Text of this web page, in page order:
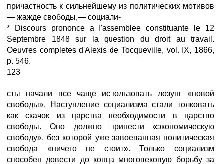
причастность к сильнейшему из политических мотивов
— жажде свободы,— социали-
* Discours prononce a I'assemblee constituante le 12
Septembre 1848 sur la question du droit au travail.
Oeuvres completes d'Alexis de Tocqueville, vol. IX, 1866,
p. 546.
123
сты начали все чаще использовать лозунг «новой
свободы». Наступление социализма стали толковать
как скачок из царства необходимости в царство
свободы. Оно должно принести «экономическую
свободу», без которой уже завоеванная политическая
свобода «ничего не стоит». Только социализм
способен довести до конца многовековую борьбу за